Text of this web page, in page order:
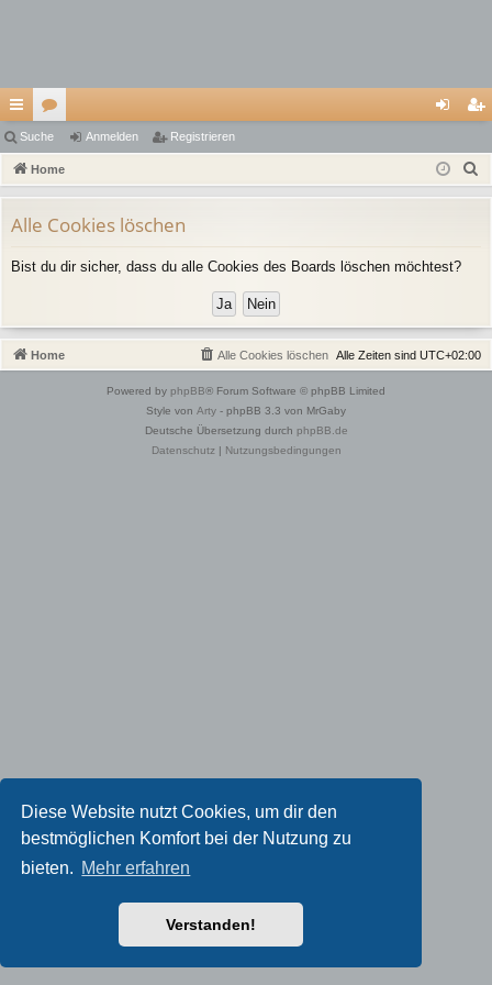
Diese Website nutzt Cookies, um dir den
bestmöglichen Komfort bei der Nutzung zu
bieten. Mehr erfahren
Verstanden!
ch
ne
ug
riff
or
en m
n
ist
Suche Anmelden Registrieren
Home
Alle Cookies löschen
Bist du dir sicher, dass du alle Cookies des Boards löschen möchtest?
Home Alle Zeiten sind UTC+02:00
Alle Cookies löschen
Powered by phpBB® Forum Software © phpBB Limited
Style von Arty - phpBB 3.3 von MrGaby
Deutsche Übersetzung durch phpBB.de
Datenschutz| Nutzungsbedingungen